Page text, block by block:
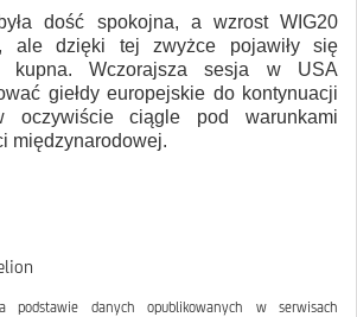
dość spokojna, a wzrost WIG20
ale dzięki tej zwyżce pojawiły się
kupna. Wczorajsza sesja w USA
giełdy europejskie do kontynuacji
oczywiście ciągle pod warunkami
międzynarodowej.
podstawie danych opublikowanych w serwisach